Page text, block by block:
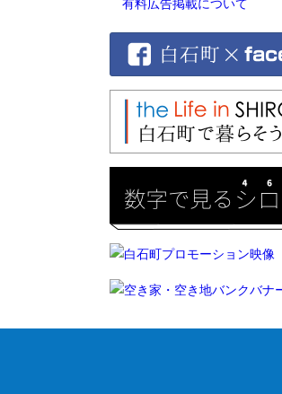
有料広告掲載について